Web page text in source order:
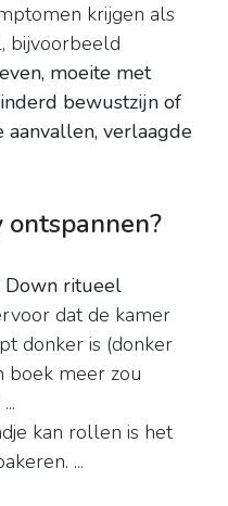
krijgen als
bijvoorbeeld
moeite met
bewustzijn of
aanvallen, verlaagde
ontspannen?
Down ritueel
dat de kamer
donker is (donker
boek meer zou
kan rollen is het
...